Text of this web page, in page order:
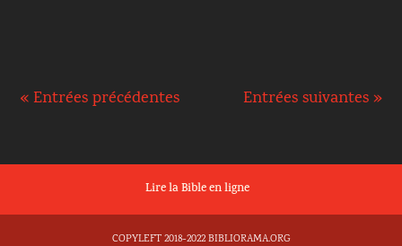
« Entrées précédentes Entrées suivantes »
Lire la Bible en ligne
COPYLEFT 2018-2022 BIBLIORAMA.ORG